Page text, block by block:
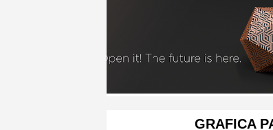
GRAFICA